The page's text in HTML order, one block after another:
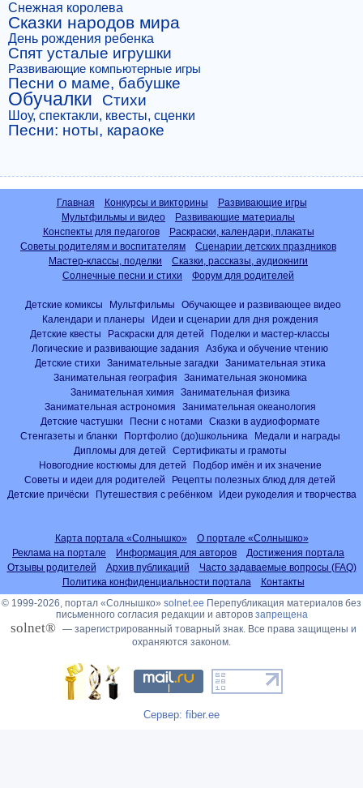
Снежная королева
Сказки народов мира
День рождения ребенка
Спят усталые игрушки
Развивающие компьютерные игры
Песни о маме, бабушке
Обучалки Стихи
Шоу, спектакли, квесты, сценки
Песни: ноты, караоке
Главная Конкурсы и викторины
Развивающие игры
Мультфильмы и видео
Развивающие материалы
Конспекты для педагогов
Раскраски, календари, плакаты
Советы родителям и воспитателям
Сценарии детских праздников
Мастер-классы, поделки
Сказки, рассказы, аудиокниги
Солнечные песни и стихи
Форум для родителей
Детские комиксы Мультфильмы
Обучающее и развивающее видео
Календари и планеры
Идеи и сценарии для дня рождения
Детские квесты
Раскраски для детей
Поделки и мастер-классы
Логические и развивающие задания
Азбука и обучение чтению
Детские стихи
Занимательные загадки
Занимательная этика
Занимательная география
Занимательная экономика
Занимательная химия
Занимательная физика
Занимательная астрономия
Занимательная океанология
Детские частушки
Песни с нотами
Сказки в аудиоформате
Стенгазеты и бланки
Портфолио (до)школьника
Медали и награды
Дипломы для детей
Сертификаты и грамоты
Новогодние костюмы для детей
Подбор имён и их значение
Советы и идеи для родителей
Рецепты полезных блюд для детей
Детские причёски
Путешествия с ребёнком Идеи рукоделия и творчества
Карта портала «Солнышко»
О портале «Солнышко»
Реклама на портале
Информация для авторов
Достижения портала
Отзывы родителей
Архив публикаций
Часто задаваемые вопросы (FAQ)
Политика конфиденциальности портала
Контакты
© 1999-2026, портал «Солнышко» solnet.ee Перепубликация материалов без
письменного согласия редакции и авторов запрещена
solnet® — зарегистрированный товарный знак. Все права защищены и
охраняются законом.
Сервер: fiber.ee